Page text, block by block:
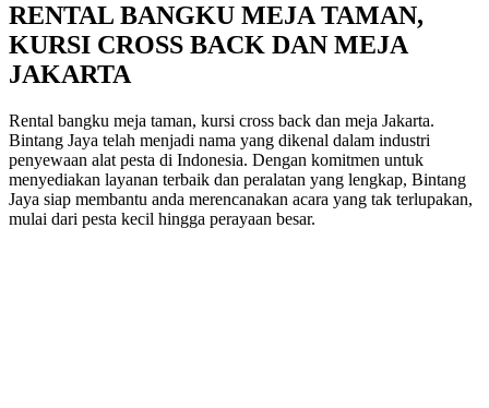
RENTAL BANGKU MEJA TAMAN,
KURSI CROSS BACK DAN MEJA
JAKARTA
Rental bangku meja taman, kursi cross back dan meja Jakarta.
Bintang Jaya telah menjadi nama yang dikenal dalam industri
penyewaan alat pesta di Indonesia. Dengan komitmen untuk
menyediakan layanan terbaik dan peralatan yang lengkap, Bintang
Jaya siap membantu anda merencanakan acara yang tak terlupakan,
mulai dari pesta kecil hingga perayaan besar.